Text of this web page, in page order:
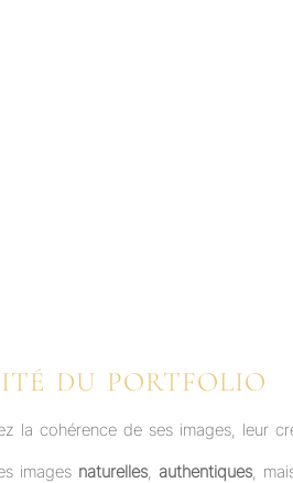
DU PORTFOLIO
la cohérence de ses images, leur
images naturelles, authentiques,